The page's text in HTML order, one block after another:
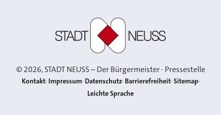
©2026, STADT NEUSS – Der Bürgermeister · Pressestelle
Kontakt Impressum Datenschutz Barrierefreiheit Sitemap
Leichte Sprache